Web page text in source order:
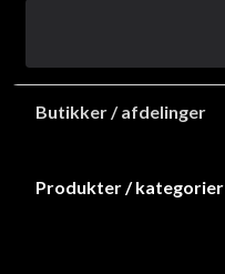
Butikker / afdelinger
Produkter / kategorier